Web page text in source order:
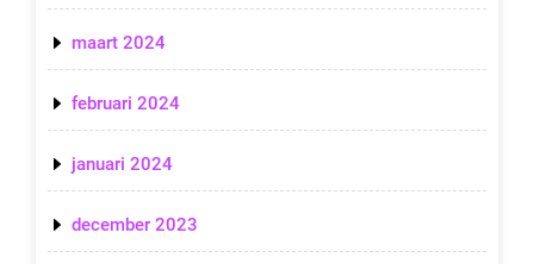
maart 2024
februari 2024
januari 2024
december 2023